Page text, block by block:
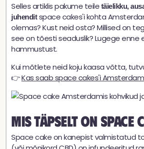
Selles artiklis pakume teile täielikku,
juhenditspace cakes'i kohta
olemas? Kust neid osta? Millised on
see on tõesti seaduslik? Lugege enne
hammustust.
Kui mõtlete neid koju kaasa võtta,
👉Kas saab space cakes'i
Mis täpselt on space
Space cake on kanepist valmistatud